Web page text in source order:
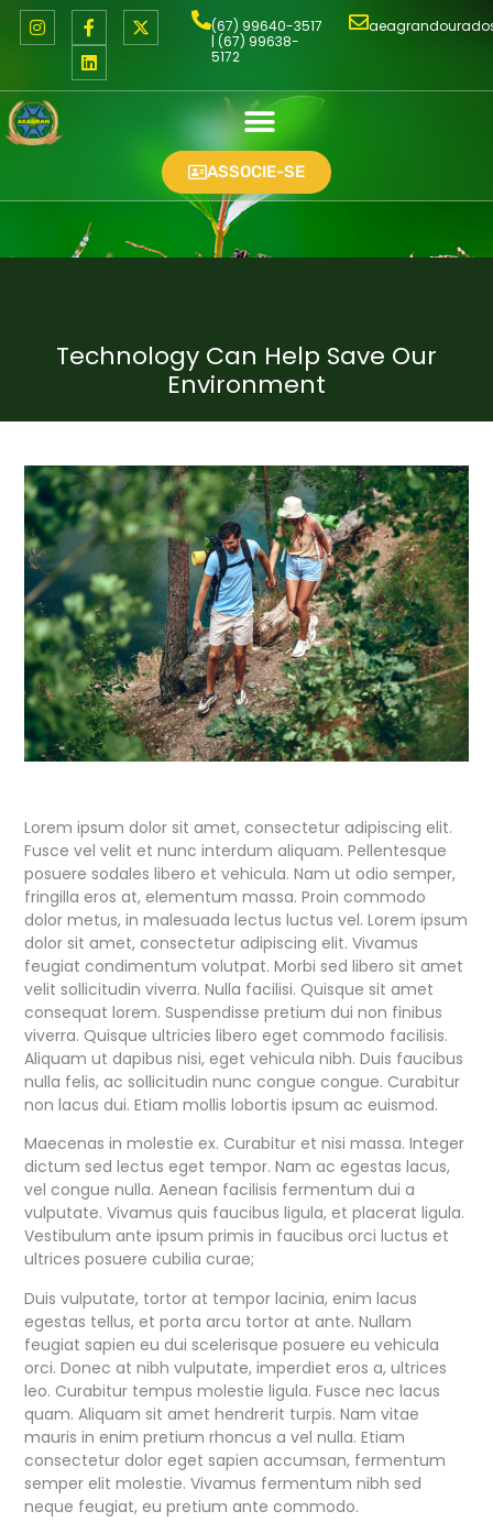
(67) 99640-3517
| (67) 99638-
5172
ASSOCIE-SE
Technology Can Help Save Our
Environment
Lorem ipsum dolor sit amet, consectetur adipiscing elit.
Fusce vel velit et nunc interdum aliquam. Pellentesque
posuere sodales libero et vehicula. Nam ut odio semper,
fringilla eros at, elementum massa. Proin commodo
dolor metus, in malesuada lectus luctus vel. Lorem ipsum
dolor sit amet, consectetur adipiscing elit. Vivamus
feugiat condimentum volutpat. Morbi sed libero sit amet
velit sollicitudin viverra. Nulla facilisi. Quisque sit amet
consequat lorem. Suspendisse pretium dui non finibus
viverra. Quisque ultricies libero eget commodo facilisis.
Aliquam ut dapibus nisi, eget vehicula nibh. Duis faucibus
nulla felis, ac sollicitudin nunc congue congue. Curabitur
non lacus dui. Etiam mollis lobortis ipsum ac euismod.
Maecenas in molestie ex. Curabitur et nisi massa. Integer
dictum sed lectus eget tempor. Nam ac egestas lacus,
vel congue nulla. Aenean facilisis fermentum dui a
vulputate. Vivamus quis faucibus ligula, et placerat ligula.
Vestibulum ante ipsum primis in faucibus orci luctus et
ultrices posuere cubilia curae;
Duis vulputate, tortor at tempor lacinia, enim lacus
egestas tellus, et porta arcu tortor at ante. Nullam
feugiat sapien eu dui scelerisque posuere eu vehicula
orci. Donec at nibh vulputate, imperdiet eros a, ultrices
leo. Curabitur tempus molestie ligula. Fusce nec lacus
quam. Aliquam sit amet hendrerit turpis. Nam vitae
mauris in enim pretium rhoncus a vel nulla. Etiam
consectetur dolor eget sapien accumsan, fermentum
semper elit molestie. Vivamus fermentum nibh sed
neque feugiat, eu pretium ante commodo.